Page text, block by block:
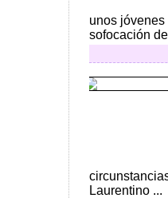
unos
sofocación
Laurentino ...